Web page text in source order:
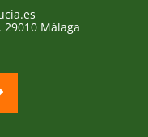
29010 Málaga